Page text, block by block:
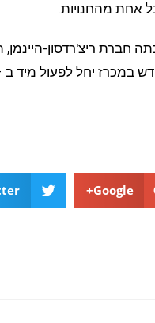
אחת מהחנויות.
חברת ריצ'רדסון-
Google+